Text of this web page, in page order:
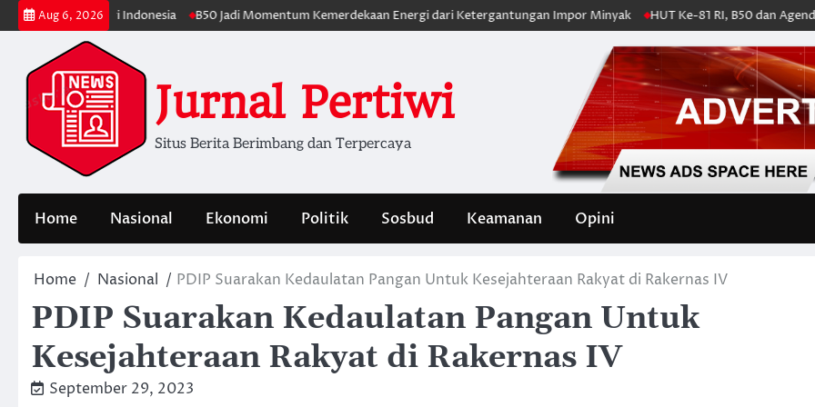
Skip
to
content
Aug 6, 2026
Energi Indonesia B50 Jadi Momentum Kemerdekaan Energi dari Ketergantungan Impor Minyak HUT Ke-81 RI, B50 dan Agenda
Jurnal Pertiwi
Situs Berita Berimbang dan Terpercaya
Home Nasional Ekonomi Politik Sosbud Keamanan Opini
Home Nasional PDIP Suarakan Kedaulatan Pangan Untuk Kesejahteraan Rakyat di Rakernas IV
PDIP Suarakan Kedaulatan Pangan Untuk
Kesejahteraan Rakyat di Rakernas IV
September 29, 2023